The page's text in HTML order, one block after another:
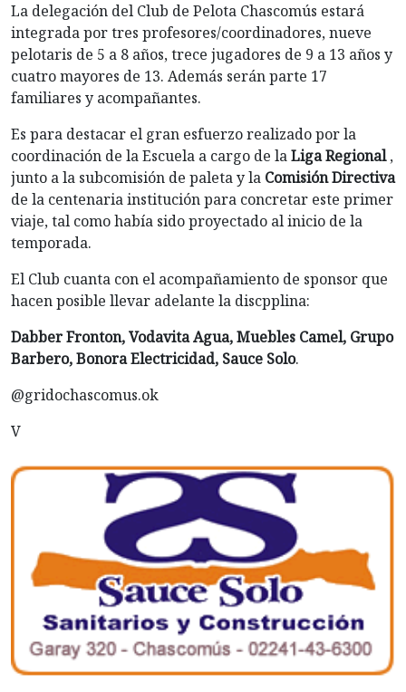
La delegación del Club de Pelota Chascomús estará
integrada por tres profesores/coordinadores, nueve
pelotaris de 5 a 8 años, trece jugadores de 9 a 13 años y
cuatro mayores de 13. Además serán parte 17
familiares y acompañantes.
Es para destacar el gran esfuerzo realizado por la
coordinación de la Escuela a cargo de laLiga Regional,
junto a la subcomisión de paleta y la Comisión Directiva
de la centenaria institución para concretar este primer
viaje, tal como había sido proyectado al inicio de la
temporada.
El Club cuanta con el acompañamiento de sponsor que
hacen posible llevar adelante la discpplina:
Dabber Fronton, Vodavita Agua, Muebles Camel, Grupo
Barbero, Bonora Electricidad, Sauce Solo.
@gridochascomus.ok
V